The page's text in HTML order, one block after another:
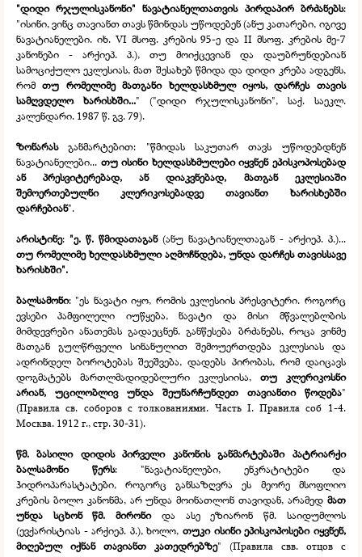
"დიდი რჯულისკანონი" ნავატიანელთათვის პირდაპირ ბრძანებს:
"ისინი, ვინც თავიანთ თავს წმინდას უწოდებენ (ანუ კათარები, იგივე
ნავატიანელები. იხ. VI მსოფ. კრების 95-ე და II მსოფ. კრების მე-7
კანონები -
არქიეპ. პ.), თუ მოიქცევიან და დაუბრუნდებიან
სამოციქულო ეკლესიას, მათ შესახებ წმიდა და დიდი კრება ადგენს,
რომ თუ რომელიმე მათგანი ხელდასხმულ იყოს, დარჩეს თავის
სამღვდელო ხარისხში..." ("დიდი რჯულისკანონი", საქ. საეკლ.
კალენდარი. 1987 წ. გვ. 79).
ზონარას
განმარტებით: "წმიდას საკუთარ თავს უწოდებდნენ
ნავატიანელები... თუ ისინი ხელდასხმულები იყვნენ ეპისკოპოსებად
ან პრესვიტერებად, ან დიაკვნებად, მათგან ეკლესიაში
შემოერთებულნი კლერიკოსებადვე თავიანთ ხარისხებში
დარჩებიან".
არისტინე: "ე. წ. წმიდათაგან (ანუ ნავატიანელთაგან - არქიეპ. პ.)...
თუ რომელიმე ხელდასხმული აღმოჩნდება, უნდა დარჩეს თავისსავე
ხარისხში".
ბალსამონი: "ეს ნავატი იყო, რომის ეკლესიის პრესვიტერი. როგორც
ევსები პამფილელი იუწყება, ნავატი და მისი მწვალებლბის
მიმდევრები ანათემას გადაეცნენ. განწესება ბრძანებს, როცა ვინმე
მათგან გულწრფელი სინანულით შემოუერთდება ეკლესიას და
ადრინდელ ბოროტებას შეეშვება, დადებს პირობას, რომ დაიცავს
დოგმატებს მართლმადიდებლური ეკლესიისა,
თუ კლერიკოსნი
არიან, უცილობლივ უნდა შეუნარჩუნდეთ თავიანთი წოდება"
(Правила св. соборов с толкованиями. Часть I. Правила соб 1-4.
Москва. 1912 г., стр. 30-31).
წმ. ბასილი დიდის პირველი კანონის განმარტებაში პატრიარქი
ბალსამონი წერს: "ნავატიანელები, ენკრატიტები და
ჰიდროპარასტატები, როგორც განსაზღვრა ეს მეორე მსოფლიო
კრების ბოლო კანონმა, არ უნდა მოინათლონ თავიდან, არამედ მათ
უნდა სცხონ წმ. მირონი
და ასე ეზიარონ წმ. საიდუმლოს
(ევქარისტიას - არქიეპ. პ.), ხოლო, თუკი ისინი ეპისკოპოსები იყვნენ,
მიღებულ იქნან თავიანთ კათედრებზე" (Правила свв. отцов с